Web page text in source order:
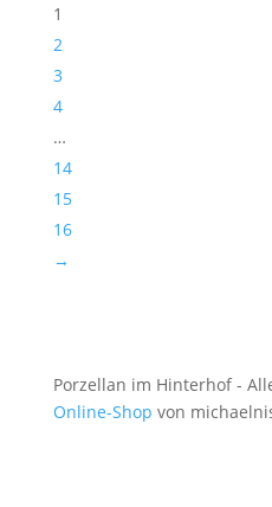
1
2
3
4
…
14
15
16
→
Porzellan im Hinterhof -
Online-Shop von